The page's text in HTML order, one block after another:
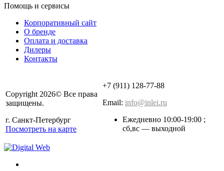
Помощь и сервисы
Корпоративный сайт
О бренде
Оплата и доставка
Дилеры
Контакты
Copyright 2026© Все права
защищены.
г. Санкт-Петербург
Посмотреть на карте
+7 (911) 128-77-88
Email: info@inlei.ru
Ежедневно 10:00-19:00 ;
cб,вс — выходной